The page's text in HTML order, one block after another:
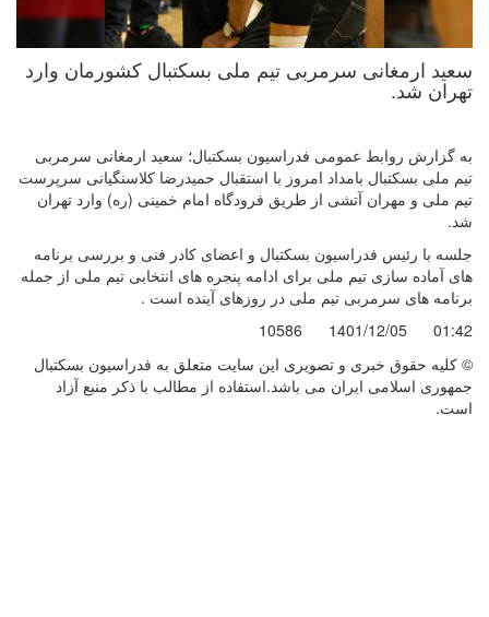
سعید ارمغانی سرمربی تیم ملی بسکتبال کشورمان وارد
تهران شد.
به گزارش روابط عمومی فدراسیون بسکتبال؛ سعید ارمغانی سرمربی
تیم ملی بسکتبال بامداد امروز با استقبال حمیدرضا کلاسنگیانی سرپرست
تیم ملی و مهران آتشی از طریق فرودگاه امام خمینی (ره) وارد تهران
شد.
جلسه با رئیس فدراسیون بسکتبال و اعضای کادر فنی و بررسی برنامه
های آماده سازی تیم ملی برای ادامه پنجره های انتخابی تیم ملی از جمله
برنامه های سرمربی تیم ملی در روزهای آینده است .
01:42
1401/12/05
10586
© کليه حقوق خبری و تصويری اين سايت متعلق به فدراسیون بسکتبال
جمهوری اسلامی ایران می باشد.استفاده از مطالب با ذكر منبع آزاد
است.